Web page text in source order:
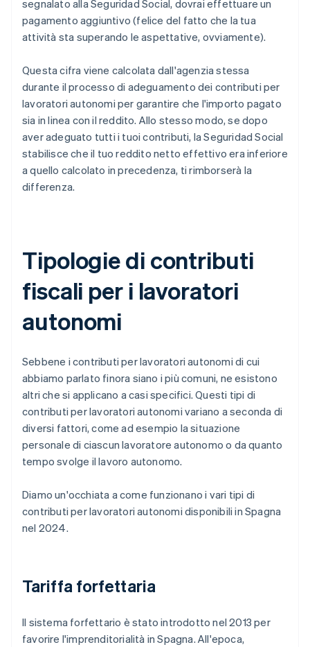
segnalato alla Seguridad Social, dovrai effettuare un
pagamento aggiuntivo (felice del fatto che la tua
attività sta superando le aspettative, ovviamente).
Questa cifra viene calcolata dall'agenzia stessa
durante il processo di adeguamento dei contributi per
lavoratori autonomi per garantire che l'importo pagato
sia in linea con il reddito. Allo stesso modo, se dopo
aver adeguato tutti i tuoi contributi, la Seguridad Social
stabilisce che il tuo reddito netto effettivo era inferiore
a quello calcolato in precedenza, ti rimborserà la
differenza.
Tipologie di contributi
fiscali per i lavoratori
autonomi
Sebbene i contributi per lavoratori autonomi di cui
abbiamo parlato finora siano i più comuni, ne esistono
altri che si applicano a casi specifici. Questi tipi di
contributi per lavoratori autonomi variano a seconda di
diversi fattori, come ad esempio la situazione
personale di ciascun lavoratore autonomo o da quanto
tempo svolge il lavoro autonomo.
Diamo un'occhiata a come funzionano i vari tipi di
contributi per lavoratori autonomi disponibili in Spagna
nel 2024.
Tariffa forfettaria
Il sistema forfettario è stato introdotto nel 2013 per
favorire l'imprenditorialità in Spagna. All'epoca,